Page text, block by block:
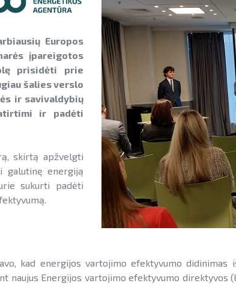
Europos
įpareigotos
prisidėti prie
šalies verslo
ir savivaldybių
ir padėti
skirtą apžvelgti
galutinę energiją
sukurti padėti
kad energijos vartojimo efektyvumo
naujus Energijos vartojimo efektyvumo direktyvos